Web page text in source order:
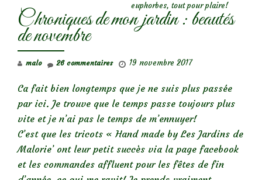
euphorbes, tout pour plaire!
Chroniques de mon jardin : beautés
de novembre
malo 19 novembre 2017
26 commentaires
Ca fait bien longtemps que je ne suis plus passée
par ici. Je trouve que le temps passe toujours plus
vite et je n’ai pas le temps de m’ennuyer!
C’est que les tricots « Hand made by Les Jardins de
Malorie’ ont leur petit succès via la page facebook
et les commandes affluent pour les fêtes de fin